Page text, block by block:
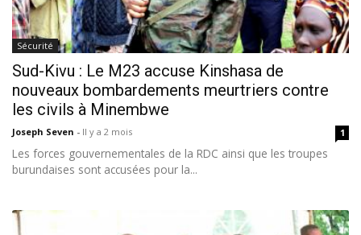
Sécurité
Sud-Kivu : Le M23 accuse Kinshasa de
nouveaux bombardements meurtriers contre
les civils à Minembwe
Joseph Seven - Il y a 2 mois 1
Les forces gouvernementales de la RDC ainsi que les troupes
burundaises sont accusées pour la...